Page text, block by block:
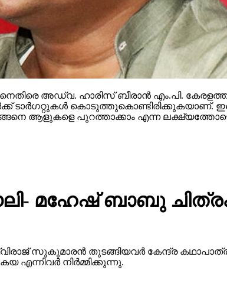
അഡ്വ. ഹാരിസ് ബീരാന്‍ എം.പി.
ടാര്‍ഗറ്റുകള്‍
ആളുകളെ പുറത്താക്കാം എന്ന
മഹേഷ് ബാബു
സുകുമാരൻ തുടങ്ങിയവർ കേന്ദ്ര
നിർമ്മിക്കുന്നു.